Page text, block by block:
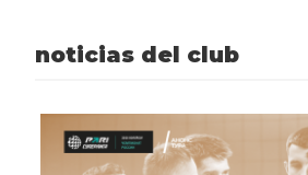
noticias del club